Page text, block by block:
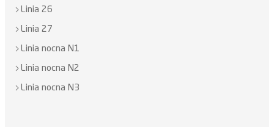
Linia 26
Linia 27
Linia nocna N1
Linia nocna N2
Linia nocna N3